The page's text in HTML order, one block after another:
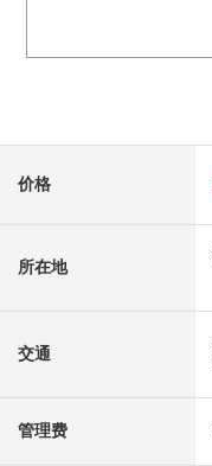
价格
所在地
交通
管理费